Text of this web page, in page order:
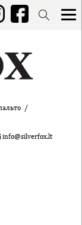
info@silverfox.lt